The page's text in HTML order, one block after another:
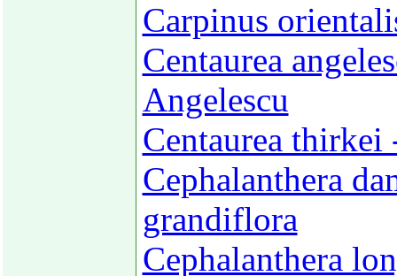
Carpinus
Centaurea
Angelescu
Centaurea
Cephalanthera
grandiflora
Cephalanthera